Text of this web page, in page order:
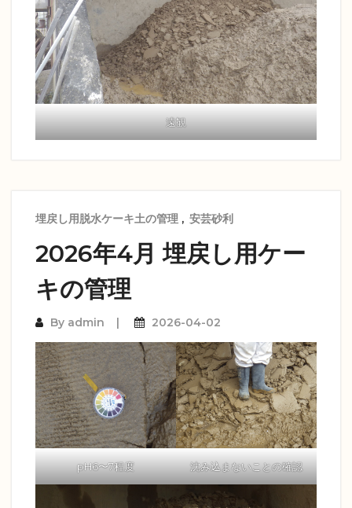
遠観
埋戻し用脱水ケーキ土の管理 , 安芸砂利
2026年4月 埋戻し用ケー
キの管理
By admin 2026-04-02
pH6〜7程度 沈み込まないことの確認